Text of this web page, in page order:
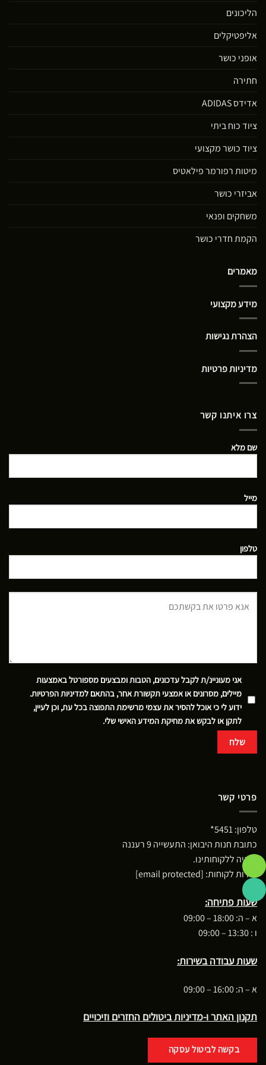
הליכונים
אליפטיקלים
אופני כושר
חתירה
אדידס ADIDAS
ציוד כוח ביתי
ציוד כושר מקצועי
מיטות רפורמר פילאטיס
אביזרי כושר
משחקים ופנאי
הקמת חדרי כושר
מאמרים
מידע מקצועי
הצהרת נגישות
מדיניות פרטיות
צרו איתנו קשר
שם מלא
מייל
טלפון
אני מעוניינ/ת לקבל עדכונים, הטבות ומבצעים מספורטל באמצעות
מיילים, מסרונים או אמצעי תקשורת אחר, בהתאם למדיניות הפרטיות.
ידוע לי כי אוכל להסיר את עצמי מרשימת התפוצה בכל עת, וכן לעיין,
לתקן או לבקש את מחיקת המידע האישי שלי.
פרטי קשר
טלפון:5451*
כתובת חנות היבואן: התעשייה 9 רעננה
*חניה ללקוחותינו.
שירות לקוחות: [email protected]
שעות פתיחה:
א – ה: 18:00 – 09:00
ו : 13:30 – 09:00
שעות עבודה בשירות:
א – ה: 16:00 – 09:00
תקנון האתר ו-מדיניות ביטולים החזרים וזיכויים
בקשה לביטול עסקה